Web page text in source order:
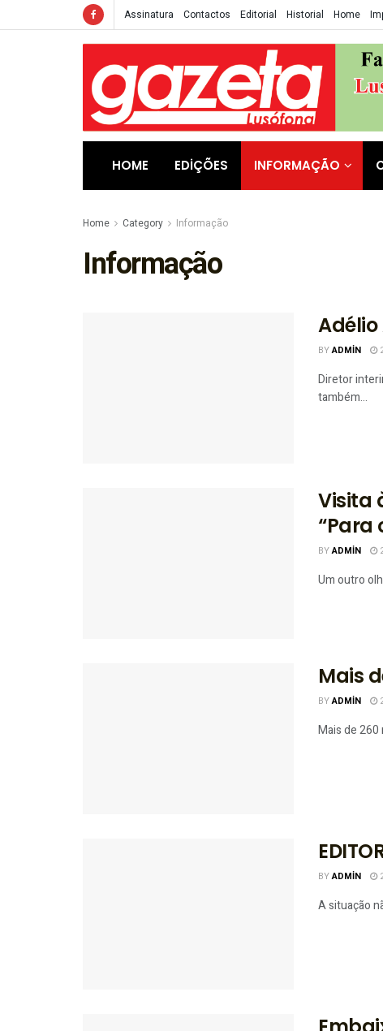
Assinatura Contactos Editorial Historial Home
HOME EDIÇÕES INFORMAÇÃO
Home Category Informação
Informação
BYADMIN
Diretor
também...
Visita
“Para
BYADMIN
Um outro
Mais
BYADMIN
Mais de 260
BYADMIN
A situação